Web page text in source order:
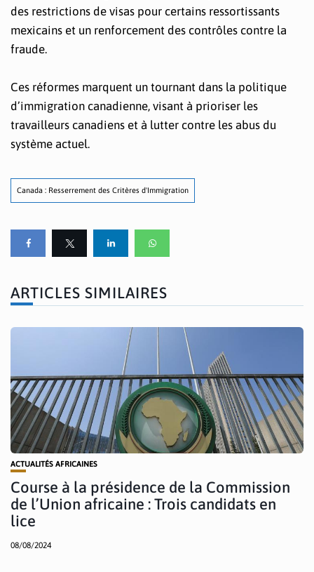
des restrictions de visas pour certains ressortissants
mexicains et un renforcement des contrôles contre la
fraude.
Ces réformes marquent un tournant dans la politique
d’immigration canadienne, visant à prioriser les
travailleurs canadiens et à lutter contre les abus du
système actuel.
Canada : Resserrement des Critères d'Immigration
ARTICLES SIMILAIRES
ACTUALITÉS AFRICAINES
Course à la présidence de la Commission
de l’Union africaine : Trois candidats en
lice
08/08/2024